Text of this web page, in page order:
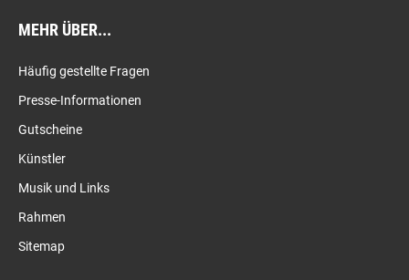
MEHR ÜBER...
Häufig gestellte Fragen
Presse-Informationen
Gutscheine
Künstler
Musik und Links
Rahmen
Sitemap